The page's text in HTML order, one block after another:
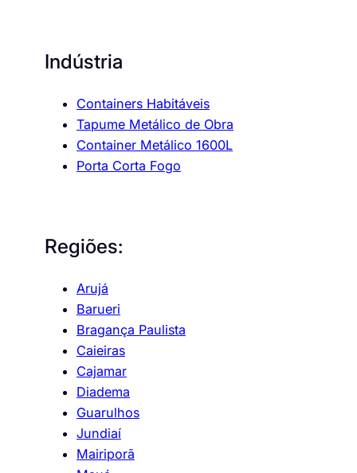
Indústria
Containers Habitáveis
Tapume Metálico de Obra
Container Metálico 1600L
Porta Corta Fogo
Regiões:
Arujá
Barueri
Bragança Paulista
Caieiras
Cajamar
Diadema
Guarulhos
Jundiaí
Mairiporã